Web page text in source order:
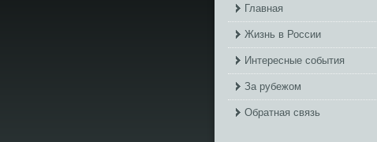
Главная
Жизнь в России
Интересные события
За рубежом
Обратная связь